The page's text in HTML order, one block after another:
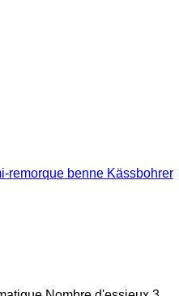
remorque benne Kässbohrer